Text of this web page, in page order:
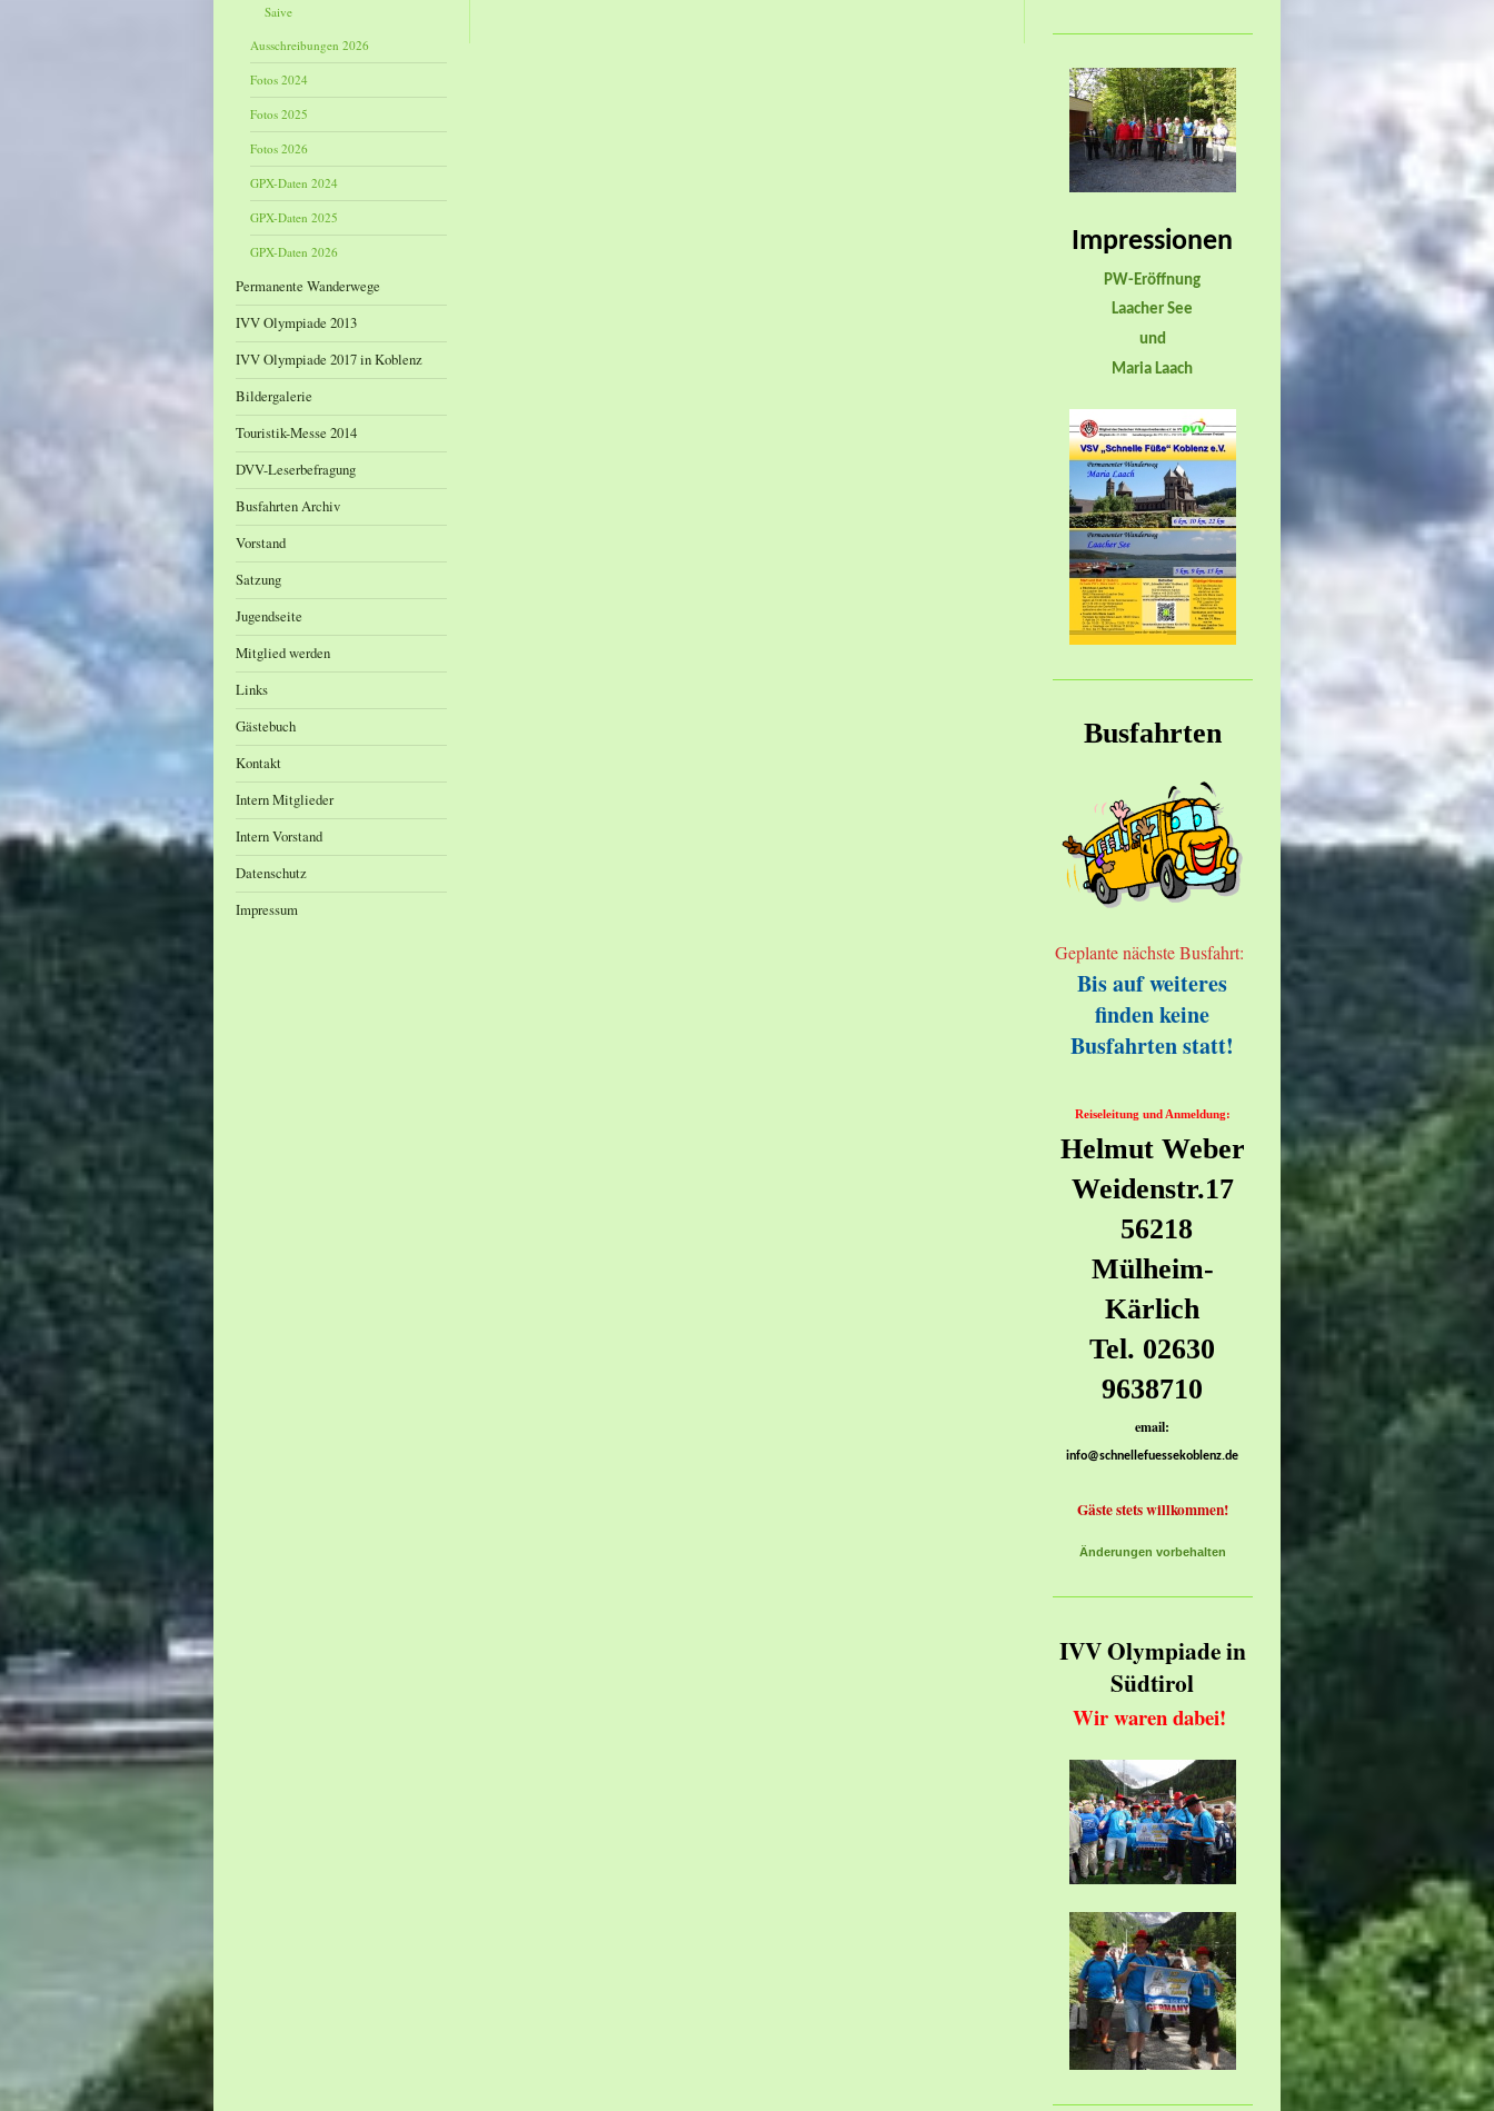
Saive
Ausschreibungen 2026
Fotos 2024
Fotos 2025
Fotos 2026
GPX-Daten 2024
GPX-Daten 2025
GPX-Daten 2026
Permanente Wanderwege
IVV Olympiade 2013
IVV Olympiade 2017 in Koblenz
Bildergalerie
Touristik-Messe 2014
DVV-Leserbefragung
Busfahrten Archiv
Vorstand
Satzung
Jugendseite
Mitglied werden
Links
Gästebuch
Kontakt
Intern Mitglieder
Intern Vorstand
Datenschutz
Impressum
Impressionen
PW-Eröffnung
Laacher See
und
Maria Laach
Busfahrten
Geplante nächste Busfahrt:
Bis auf weiteres
finden keine
Busfahrten statt!
Reiseleitung und Anmeldung:
Helmut Weber
Weidenstr.17
56218
Mülheim-
Kärlich
Tel. 02630
9638710
email:
info@schnellefuessekoblenz.de
Gäste stets willkommen!
Änderungen vorbehalten
IVV Olympiade in
Südtirol
Wir waren dabei!